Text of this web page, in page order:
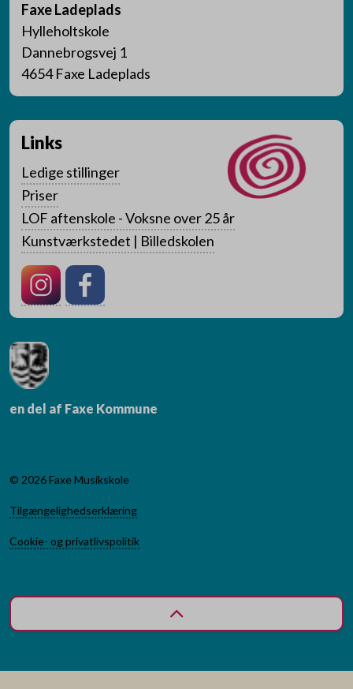
Faxe Ladeplads
Hylleholtskole
Dannebrogsvej 1
4654 Faxe Ladeplads
Links
Ledige stillinger
Priser
LOF aftenskole - Voksne over 25 år
Kunstværkstedet | Billedskolen
en del af Faxe Kommune
© 2026 Faxe Musikskole
Tilgængelighedserklæring
Cookie- og privatlivspolitik